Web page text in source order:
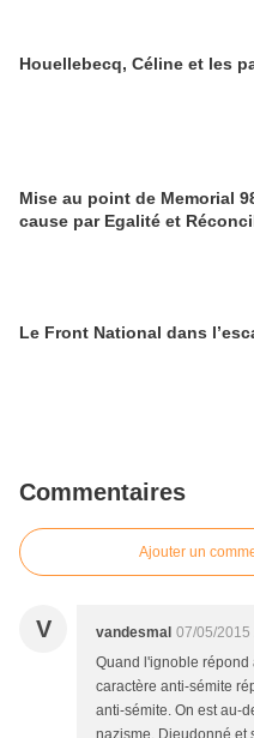
Houellebecq, Céline et les
Mise au point de Memorial
cause par Egalité et
Le Front National dans
Commentaires
Ajouter un
V vandesmal 07/05/2015
Quand l'ignoble répond
caractère anti-sémite
anti-sémite. On est au-
nazisme. Dieudonné et